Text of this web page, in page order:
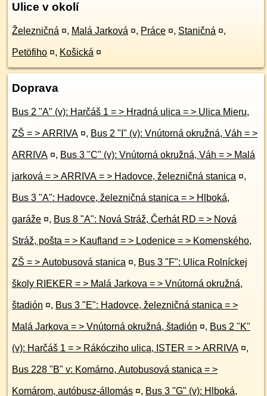
Ulice v okolí
Železničná ¤, Malá Jarková ¤, Práce ¤, Staničná ¤,
Petöfiho ¤, Košická ¤
Doprava
Bus 2 "A" (v): Harčáš 1 = > Hradná ulica = > Ulica Mieru,
ZŠ = > ARRIVA ¤, Bus 2 "I" (v): Vnútorná okružná, Váh = >
ARRIVA ¤, Bus 3 "C" (v): Vnútorná okružná, Váh = > Malá
jarková = > ARRIVA = > Hadovce, železničná stanica ¤,
Bus 3 "A": Hadovce, železničná stanica = > Hlboká,
garáže ¤, Bus 8 "A": Nová Stráž, Čerhát RD = > Nová
Stráž, pošta = > Kaufland = > Lodenice = > Komenského,
ZŠ = > Autobusová stanica ¤, Bus 3 "F": Ulica Rolníckej
školy RIEKER = > Malá Jarkova = > Vnútorná okružná,
štadión ¤, Bus 3 "E": Hadovce, železničná stanica = >
Malá Jarkova = > Vnútorná okružná, štadión ¤, Bus 2 "K"
(v): Harčáš 1 = > Rákócziho ulica, ISTER = > ARRIVA ¤,
Bus 228 "B" v: Komárno, Autobusová stanica = >
Komárom, autóbusz-állomás ¤, Bus 3 "G" (v): Hlboká,